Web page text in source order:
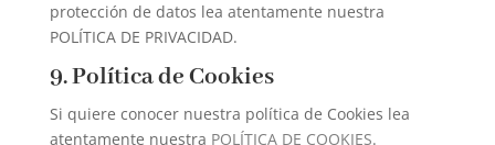
protección de datos lea atentamente nuestra
POLÍTICA DE PRIVACIDAD.
9. Política de Cookies
Si quiere conocer nuestra política de Cookies lea
atentamente nuestra POLÍTICA DE COOKIES.